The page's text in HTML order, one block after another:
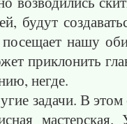
будут
нашу
приклонить
негде.
задачи. В этом